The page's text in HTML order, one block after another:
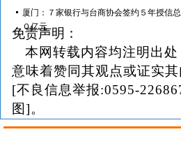
厦门：７家银行与台商协会签约５年授信
０亿元
免责声明：
本网转载内容均注明出
意味着赞同其观点或证实其
[不良信息举报:0595-
图]。